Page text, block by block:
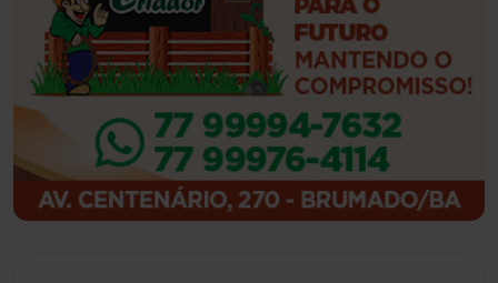
Ibipitanga
Ibitiara (32)
Igaporã
Ituaçu (256)